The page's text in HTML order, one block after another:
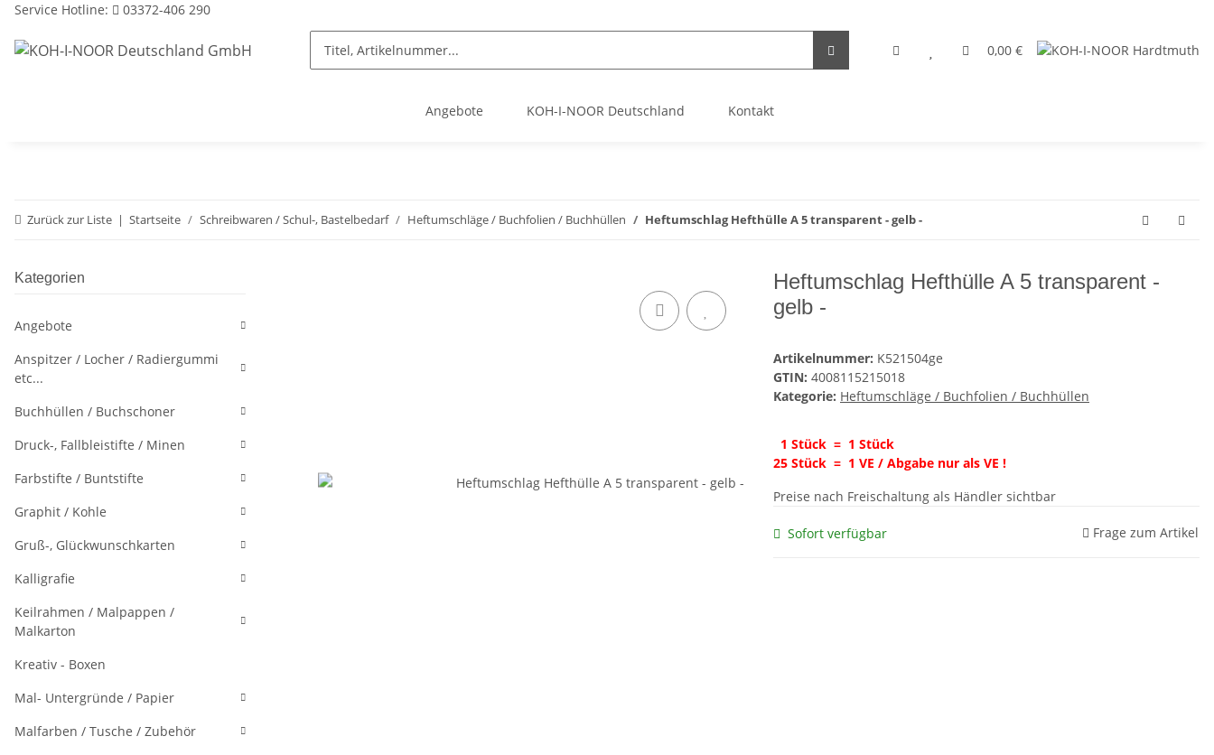
Service Hotline: 03372-406 290
0,00 €
Angebote KOH-I-NOOR Deutschland Kontakt
Zurück zur Liste Startseite Schreibwaren / Schul-, Bastelbedarf Heftumschläge / Buchfolien / Buchhüllen Heftumschlag Hefthülle A 5 transparent - gelb -
Heftumschlag Hefthülle A 5 transparent -
gelb -
Artikelnummer: K521504ge
GTIN: 4008115215018
Kategorie: Heftumschläge / Buchfolien / Buchhüllen
1 Stück = 1 Stück
25 Stück = 1 VE / Abgabe nur als VE !
Preise nach Freischaltung als Händler sichtbar
Sofort verfügbar Frage zum Artikel
Kategorien
Angebote
Anspitzer / Locher / Radiergummi
etc...
Buchhüllen / Buchschoner
Druck-, Fallbleistifte / Minen
Farbstifte / Buntstifte
Graphit / Kohle
Gruß-, Glückwunschkarten
Kalligrafie
Keilrahmen / Malpappen /
Malkarton
Kreativ - Boxen
Mal- Untergründe / Papier
Malfarben / Tusche / Zubehör